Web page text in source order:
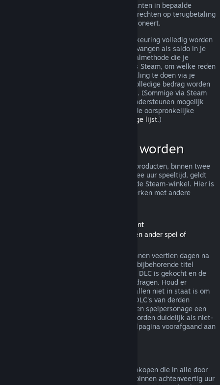
terugbetaling toch worden behandeld. Klanten in bepaalde
jurisdicties hebben mogelijk aanvullende rechten op terugbetaling
wanneer het spel niet naar behoren functioneert.
Je aankoop zal binnen een week na goedkeuring volledig worden
terugbetaald. Je zult de terugbetaling ontvangen als saldo in je
Steam-portemonnee of via dezelfde betaalmethode die je
gebruikt hebt om de aankoop te doen. Als Steam, om welke reden
dan ook, niet in staat is om een terugbetaling te doen via je
oorspronkelijke betaalmethode, zal het volledige bedrag worden
bijgeschreven aan je Steam-portemonnee. (Sommige via Steam
beschikbare betaalmethoden in je land ondersteunen mogelijk
geen terugbetaling van een aankoop via de oorspronkelijke
Klik hier voor een volledige lijst.)
Wat kan terugbetaald worden
Het aanbod tot terugbetaling van Steam-producten, binnen twee
weken na aankoop en met minder dan twee uur speeltijd, geldt
voor spellen en softwaretoepassingen in de Steam-winkel. Hier is
een overzicht van hoe terugbetalingen werken met andere
Terugbetalingen van Downloadable Content
(Steam-winkelinhoud bruikbaar binnen een ander spel of
In de Steam-winkel gekochte DLC kan binnen veertien dagen na
aankoop worden terugbetaald, zolang de bijbehorende titel
minder dan twee uur gespeeld is sinds de DLC is gekocht en de
DLC niet is verbruikt, gewijzigd of overgedragen. Houd er
rekening mee dat Steam in sommige gevallen niet in staat is om
terugbetalingen te doen voor een aantal DLC's van derden
(bijvoorbeeld als de DLC onomkeerbaar een spelpersonage een
level laat stijgen). Deze uitzonderingen worden duidelijk als niet-
terugbetaalbaar gemarkeerd op de winkelpagina voorafgaand aan
Steam biedt terugbetalingen aan voor aankopen die in alle door
Valve ontwikkelde spellen zijn gemaakt, binnen achtenveertig uur